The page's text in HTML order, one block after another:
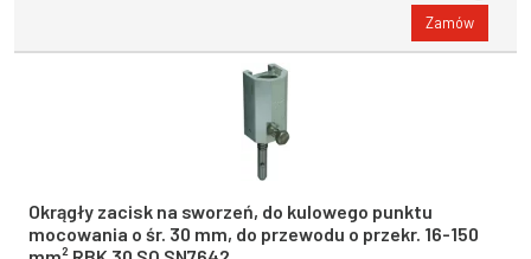
Zamów
Okrągły zacisk na sworzeń, do kulowego punktu
mocowania o śr. 30 mm, do przewodu o przekr. 16-150